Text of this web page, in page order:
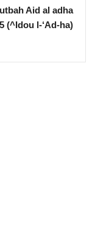
Aid al adha
(^Idou l-‘Ad-ha)